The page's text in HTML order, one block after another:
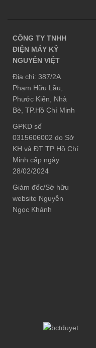
CÔNG TY TNHH
ĐIỆN MÁY KỶ
NGUYÊN VIỆT
Địa chỉ: 387/2A
Phạm Hữu Lầu,
Phước Kiển, Nhà
Bè, TP.Hồ Chí Minh
GPKD số
0315606002 do Sở
KH và ĐT TP Hồ Chí
Minh cấp ngày
28/02/2024
Giám đốc/Sở hữu
website Nguyễn
Ngọc Khánh